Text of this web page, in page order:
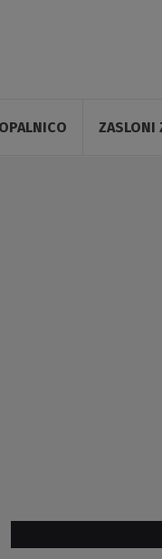
ZASLONI